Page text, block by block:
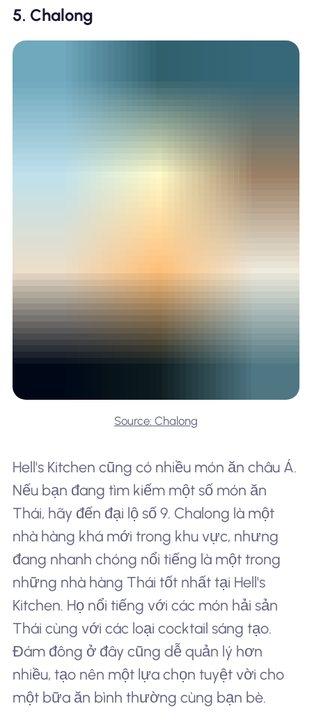
5. Chalong
Source: Chalong
Hell's Kitchen cũng có nhiều món ăn châu Á.
Nếu bạn đang tìm kiếm một số món ăn
Thái, hãy đến đại lộ số 9. Chalong là một
nhà hàng khá mới trong khu vực, nhưng
đang nhanh chóng nổi tiếng là một trong
những nhà hàng Thái tốt nhất tại Hell's
Kitchen. Họ nổi tiếng với các món hải sản
Thái cùng với các loại cocktail sáng tạo.
Đám đông ở đây cũng dễ quản lý hơn
nhiều, tạo nên một lựa chọn tuyệt vời cho
một bữa ăn bình thường cùng bạn bè.